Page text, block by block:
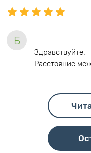
Б
Здравствуйте.
Расстояние